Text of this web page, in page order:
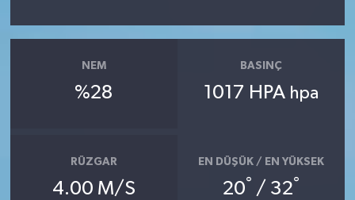
NEM
%28
BASINÇ
1017 HPA hpa
RÜZGAR
4.00 M/S
EN DÜŞÜK / EN YÜKSEK
20° / 32°